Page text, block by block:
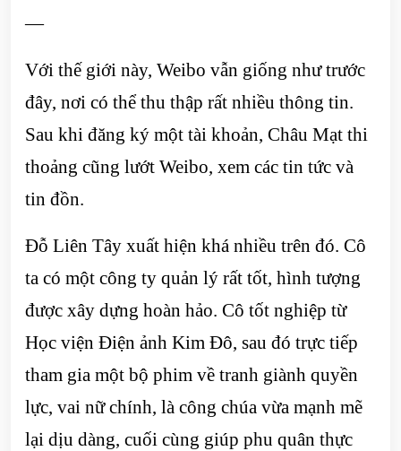
—
Với thế giới này, Weibo vẫn giống như trước
đây, nơi có thể thu thập rất nhiều thông tin.
Sau khi đăng ký một tài khoản, Châu Mạt thi
thoảng cũng lướt Weibo, xem các tin tức và
tin đồn.
Đỗ Liên Tây xuất hiện khá nhiều trên đó. Cô
ta có một công ty quản lý rất tốt, hình tượng
được xây dựng hoàn hảo. Cô tốt nghiệp từ
Học viện Điện ảnh Kim Đô, sau đó trực tiếp
tham gia một bộ phim về tranh giành quyền
lực, vai nữ chính, là công chúa vừa mạnh mẽ
lại dịu dàng, cuối cùng giúp phu quân thực